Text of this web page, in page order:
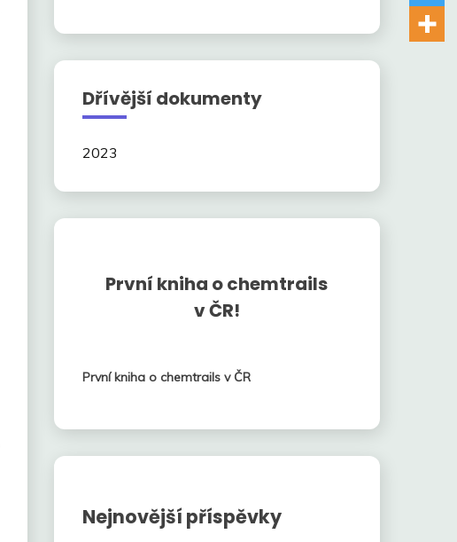
Dřívější dokumenty
2023
První kniha o chemtrails
v ČR!
První kniha o chemtrails v ČR
Nejnovější příspěvky